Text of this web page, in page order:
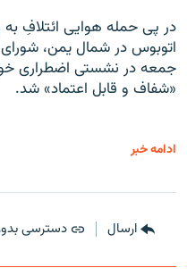
در پی حمله هوایی ائتلافِ
اتوبوس در شمال یمن،
جمعه در نشستی اضطراری
«شفاف و قابل اعتماد» شد.
ادامه خبر
ارسال دسترسی